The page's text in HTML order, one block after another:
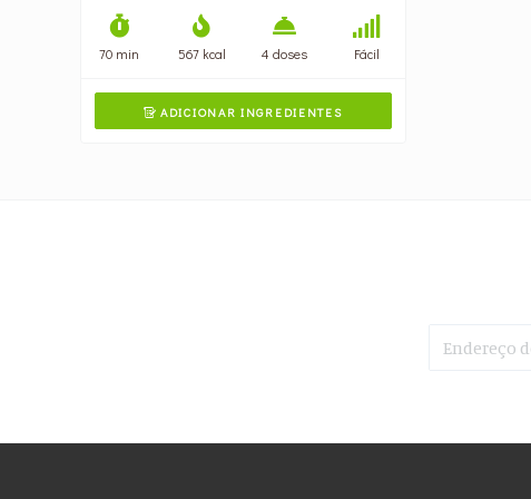
70 min 567 kcal 4 doses Fácil
 ADICIONAR INGREDIENTES